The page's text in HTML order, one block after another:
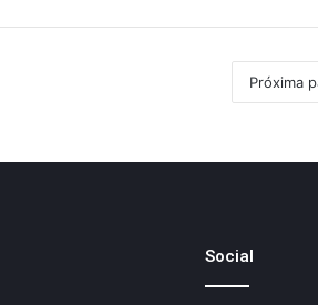
Próxima
Social